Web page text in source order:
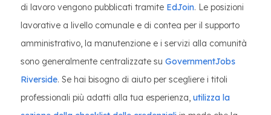
di lavoro vengono pubblicati tramite EdJoin. Le posizioni
lavorative a livello comunale e di contea per il supporto
amministrativo, la manutenzione e i servizi alla comunità
sono generalmente centralizzate su GovernmentJobs
Riverside. Se hai bisogno di aiuto per scegliere i titoli
professionali più adatti alla tua esperienza, utilizza la